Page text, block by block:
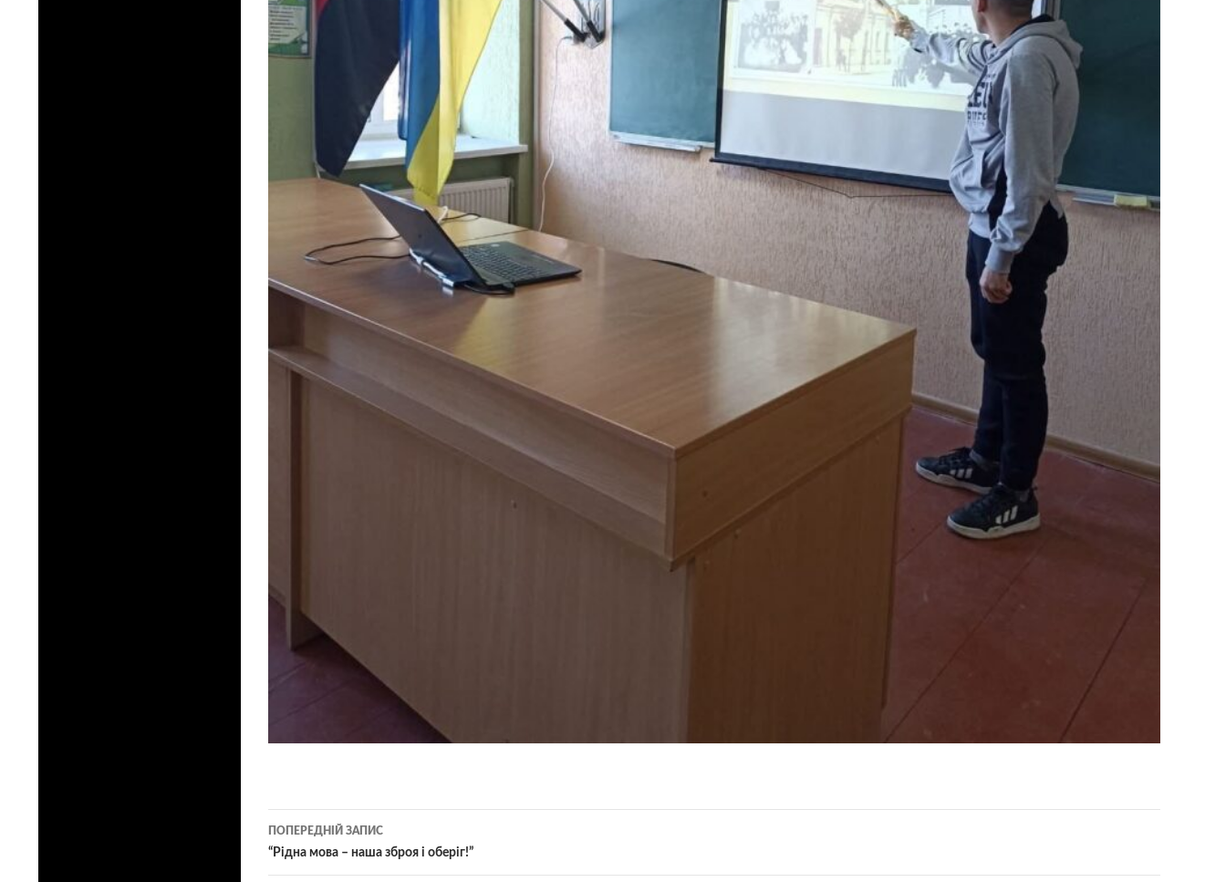
Навігація
по
ПОПЕРЕДНІЙ ЗАПИС
“Рідна мова – наша зброя і оберіг!”